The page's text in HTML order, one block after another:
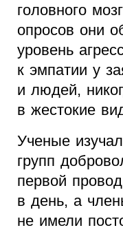
головного
опросов они
уровень
к эмпатии у
и людей,
в жестокие
Ученые
групп
первой
в день, а
не имели